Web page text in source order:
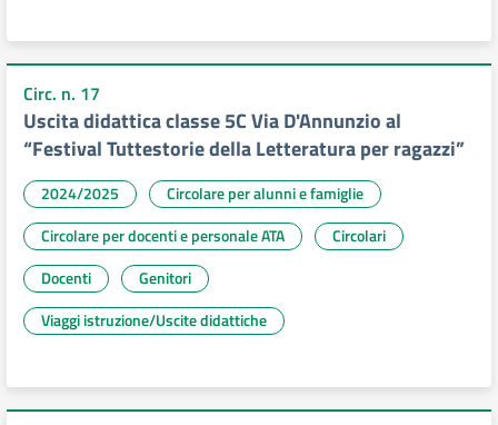
Circ. n. 17
Uscita didattica classe 5C Via D'Annunzio al
“Festival Tuttestorie della Letteratura per ragazzi”
2024/2025
Circolare per alunni e famiglie
Circolare per docenti e personale ATA
Circolari
Docenti
Genitori
Viaggi istruzione/Uscite didattiche